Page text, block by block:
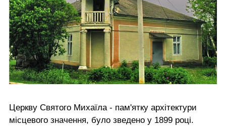
Церкву Святого Михаїла - пам'ятку архітектури
місцевого значення, було зведено у 1899 році.